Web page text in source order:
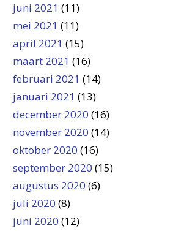
juni 2021 (11)
mei 2021 (11)
april 2021 (15)
maart 2021 (16)
februari 2021 (14)
januari 2021 (13)
december 2020 (16)
november 2020 (14)
oktober 2020 (16)
september 2020 (15)
augustus 2020 (6)
juli 2020 (8)
juni 2020 (12)